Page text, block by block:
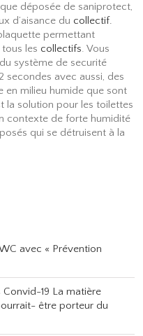
déposée de saniprotect,
d’aisance du collectif.
permettant
tous les collectifs. Vous
système de securité
secondes avec aussi, des
en milieu humide que sont
la solution pour les toilettes
contexte de forte humidité
qui se détruisent à la
avec « Prévention
19 La matière
être porteur du